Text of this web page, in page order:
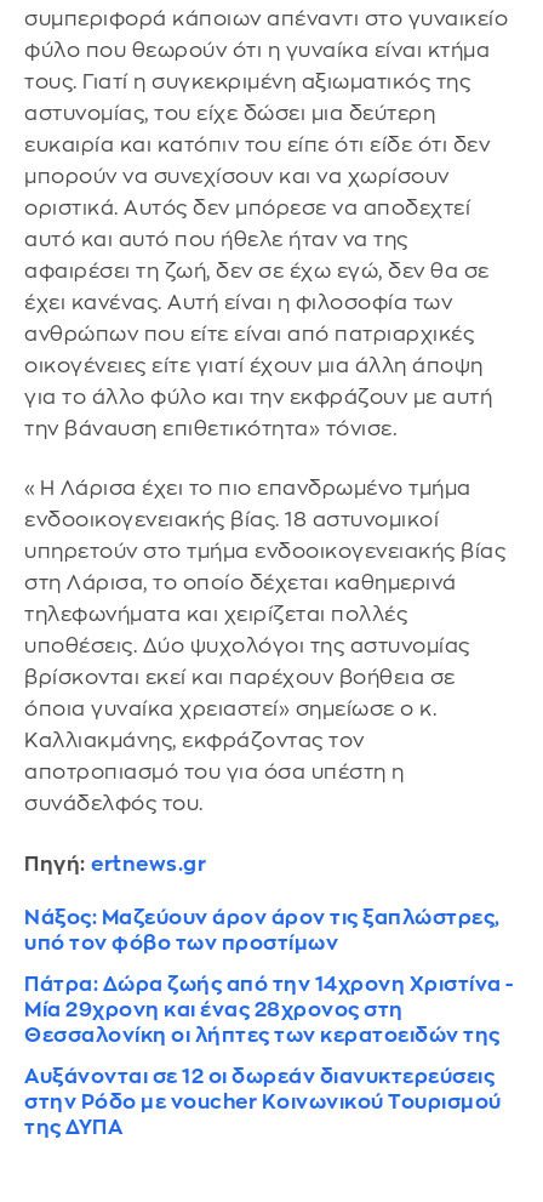
συμπεριφορά κάποιων απέναντι στο γυναικείο
φύλο που θεωρούν ότι η γυναίκα είναι κτήμα
τους. Γιατί η συγκεκριμένη αξιωματικός της
αστυνομίας, του είχε δώσει μια δεύτερη
ευκαιρία και κατόπιν του είπε ότι είδε ότι δεν
μπορούν να συνεχίσουν και να χωρίσουν
οριστικά. Αυτός δεν μπόρεσε να αποδεχτεί
αυτό και αυτό που ήθελε ήταν να της
αφαιρέσει τη ζωή, δεν σε έχω εγώ, δεν θα σε
έχει κανένας. Αυτή είναι η φιλοσοφία των
ανθρώπων που είτε είναι από πατριαρχικές
οικογένειες είτε γιατί έχουν μια άλλη άποψη
για το άλλο φύλο και την εκφράζουν με αυτή
την βάναυση επιθετικότητα» τόνισε.
«Η Λάρισα έχει το πιο επανδρωμένο τμήμα
ενδοοικογενειακής βίας. 18 αστυνομικοί
υπηρετούν στο τμήμα ενδοοικογενειακής βίας
στη Λάρισα, το οποίο δέχεται καθημερινά
τηλεφωνήματα και χειρίζεται πολλές
υποθέσεις. Δύο ψυχολόγοι της αστυνομίας
βρίσκονται εκεί και παρέχουν βοήθεια σε
όποια γυναίκα χρειαστεί» σημείωσε ο κ.
Καλλιακμάνης, εκφράζοντας τον
αποτροπιασμό του για όσα υπέστη η
συνάδελφός του.
Πηγή: ertnews.gr
Νάξος: Μαζεύουν άρον άρον τις ξαπλώστρες,
υπό τον φόβο των προστίμων
Πάτρα: Δώρα ζωής από την 14χρονη Χριστίνα -
Μία 29χρονη και ένας 28χρονος στη
Θεσσαλονίκη οι λήπτες των κερατοειδών της
Αυξάνονται σε 12 οι δωρεάν διανυκτερεύσεις
στην Ρόδο με voucher Κοινωνικού Τουρισμού
της ΔΥΠΑ